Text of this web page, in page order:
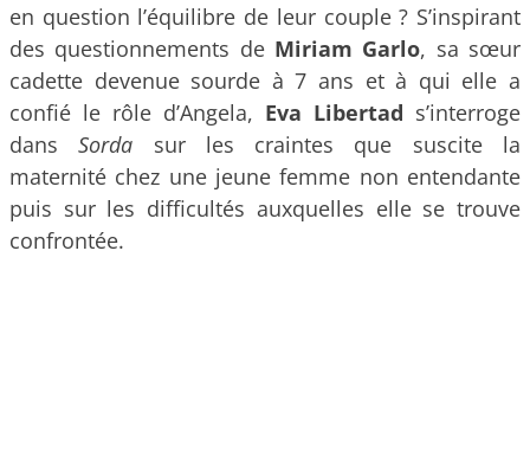
en question l’équilibre de leur couple ? S’inspirant
des questionnements de Miriam Garlo, sa sœur
cadette devenue sourde à 7 ans et à qui elle a
confié le rôle d’Angela, Eva Libertad s’interroge
dansSorda sur les craintes que suscite la
maternité chez une jeune femme non entendante
puis sur les difficultés auxquelles elle se trouve
confrontée.